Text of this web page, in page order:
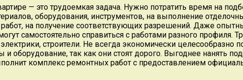
царем
Указ,
системы
...
составе РСФСР), которая
положила начало
самоопределению
карельского народа.
Депутаты
Законодательного
Собрания...
скульптуру
получившей
Матроскина.
выбрали
случаю...
— это трудоемкая задача. Нужно потратить время на
оборудования, инструментов, на выполнение
на получение соответствующих разрешений. Даже
самостоятельно справиться с работами разного профиля.
строители. Не всегда экономически целесообразно
и оборудование, так как они стоят дорого. Выгоднее нанять
комплекс ремонтных работ с предоставлением